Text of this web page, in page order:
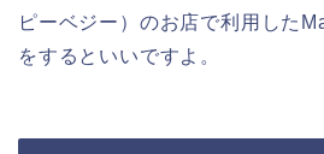
ピーベジー）のお店で利用した
をするといいですよ。